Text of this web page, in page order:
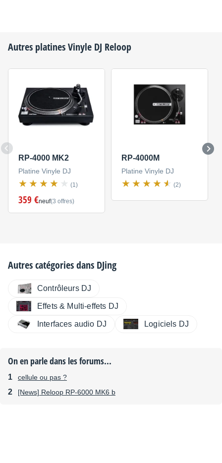
Autres platines Vinyle DJ Reloop
RP-4000 MK2
Platine Vinyle DJ
(1)
359 €neuf(3 offres)
RP-4000M
Platine Vinyle DJ
(2)
Autres catégories dans DJing
Contrôleurs DJ
Effets & Multi-effets DJ
Interfaces audio DJ Logiciels DJ
On en parle dans les forums...
cellule ou pas ?
[News] Reloop RP-6000 MK6 b